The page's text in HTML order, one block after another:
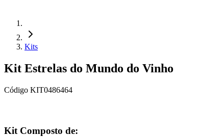
Kits
Kit Estrelas do Mundo do Vinho
Código KIT0486464
Kit Composto de: